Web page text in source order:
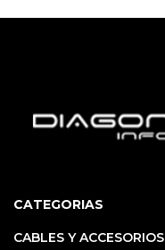
CATEGORIAS
CABLES Y ACCESORIOS